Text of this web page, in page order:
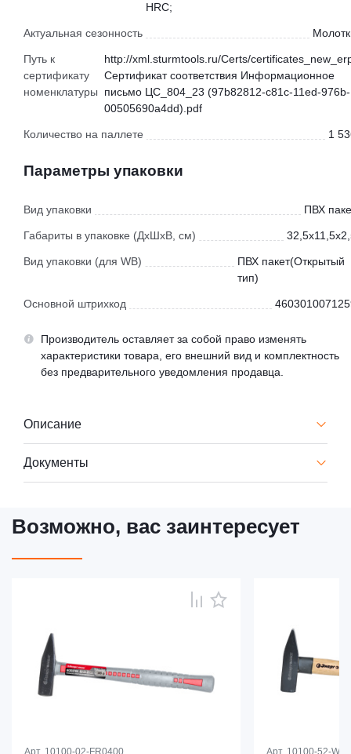
HRC;
Актуальная сезонность
Путь к
сертификату
номенклатуры
http://xml.sturmtools.ru/Certs/
Сертификат соответствия Информационное
письмо ЦС_804_23 (97b82812-c81c-11ed-976b-
00505690a4dd).pdf
Количество на паллете 1
Параметры упаковки
Вид упаковки ПВХ
Габариты в упаковке (ДхШхВ, см)
Вид упаковки (для WB)
ПВХ пакет(Открытый
тип)
Основной штрихкод
Производитель оставляет за собой право изменять
характеристики товара, его внешний вид и комплектность
без предварительного уведомления продавца.
Описание
Документы
Возможно, вас заинтересует
Арт. 10100-02-FR0400 Арт. 10100-52-